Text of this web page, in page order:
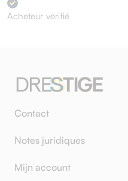
Acheteur vérifié
Contact
Notes juridiques
Mijn account